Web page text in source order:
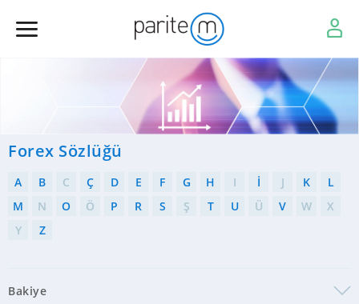
Forex Sözlüğü
A B C Ç D E F G H I İ J K
L
M
N O Ö P R S Ş T U Ü V W
X
Y
Z
Bakiye